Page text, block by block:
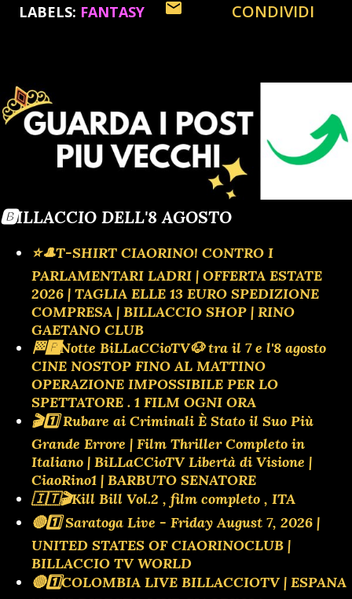
LABELS: FANTASY CONDIVIDI
🅱️ILLACCIO DELL'8 AGOSTO
⭐🎩T-SHIRT CIAORINO! CONTRO I
PARLAMENTARI LADRI | OFFERTA ESTATE
2026 | TAGLIA ELLE 13 EURO SPEDIZIONE
COMPRESA | BILLACCIO SHOP | RINO
GAETANO CLUB
🏁🅿️Notte BiLLaCCioTV🐶 tra il 7 e l'8 agosto
CINE NOSTOP FINO AL MATTINO
OPERAZIONE IMPOSSIBILE PER LO
SPETTATORE . 1 FILM OGNI ORA
🎬1️⃣ Rubare ai Criminali È Stato il Suo Più
Grande Errore | Film Thriller Completo in
Italiano | BiLLaCCioTV Libertà di Visione |
CiaoRino1 | BARBUTO SENATORE
🇮🇹🎬Kill Bill Vol.2 , film completo , ITA
🔴1️⃣ Saratoga Live - Friday August 7, 2026 |
UNITED STATES OF CIAORINOCLUB |
BILLACCIO TV WORLD
🔴1️⃣COLOMBIA LIVE BILLACCIOTV | ESPANA